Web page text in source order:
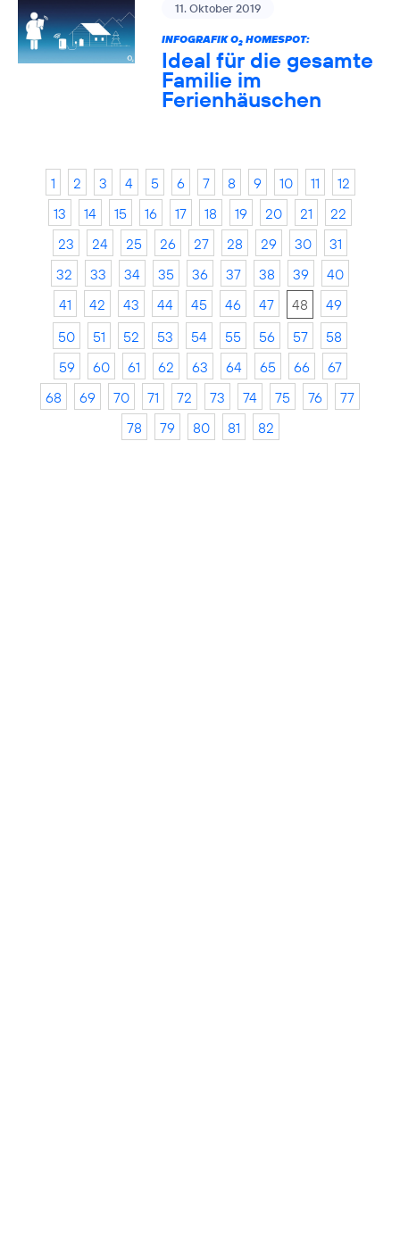
11. Oktober 2019
INFOGRAFIK O2HOMESPOT:
Ideal für die gesamte
Familie im
Ferienhäuschen
1 2 3 4 5 6 7 8 9 10 11
12
13
14 15 16 17 18 19 20 21
22
23
24 25 26 27 28 29 30
31
32
33 34 35 36 37 38 39
40
41
42 43 44 45 46 47 48
49
50
51 52 53 54 55 56 57
58
59
60 61 62 63 64 65 66
67
68
69 70 71 72 73 74 75 76
77
78
79 80 81 82